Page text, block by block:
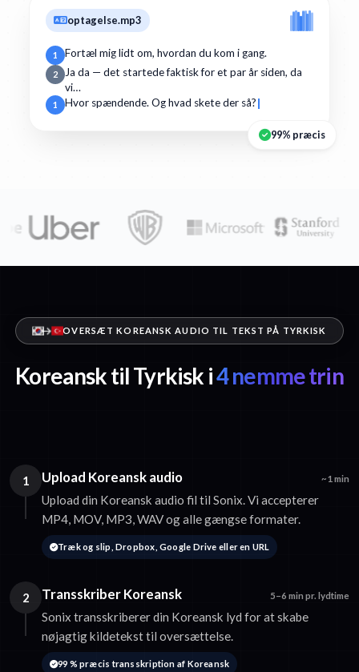
optagelse.mp3
1 Fortæl mig lidt om, hvordan du kom i gang.
2
Ja da — det startede faktisk for et par år siden, da
vi…
1 Hvor spændende. Og hvad skete der så?
99% præcis
OVERSÆT KOREANSK AUDIO TIL TEKST PÅ TYRKISK
Koreansk til Tyrkisk i4 nemme trin
1 Upload Koreansk audio ~1 min
Upload din Koreansk audio fil til Sonix. Vi accepterer
MP4, MOV, MP3, WAV og alle gængse formater.
Træk og slip, Dropbox, Google Drive eller en URL
2 Transskriber Koreansk 5–6 min pr. lydtime
Sonix transskriberer din Koreansk lyd for at skabe
nøjagtig kildetekst til oversættelse.
99 % præcis transskription af Koreansk